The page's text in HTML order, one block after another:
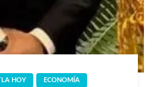
HOY ECONOMÍA